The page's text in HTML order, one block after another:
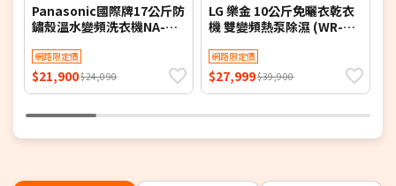
Panasonic國際牌17公斤防
鏽殼溫水變頻洗衣機NA-
網路限定價
$21,900$24,090
LG 樂金 10公斤免曬衣乾衣
機 雙變頻熱泵除濕 (WR-
安裝【限時優惠】
網路限定價
$27,999$39,900